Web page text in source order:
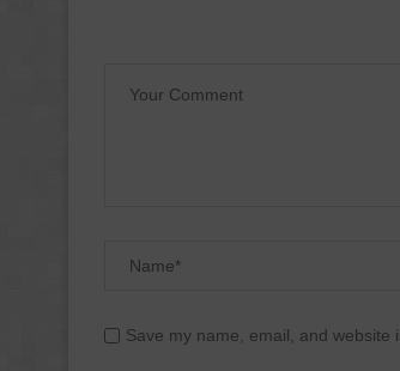
Save my name, email, and website